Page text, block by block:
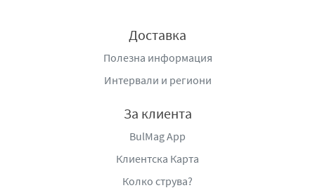
Доставка
Полезна информация
Интервали и региони
За клиента
BulMag App
Клиентска Карта
Колко струва?